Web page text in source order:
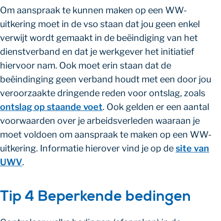
Om aanspraak te kunnen maken op een WW-
uitkering moet in de vso staan dat jou geen enkel
verwijt wordt gemaakt in de beëindiging van het
dienstverband en dat je werkgever het initiatief
hiervoor nam. Ook moet erin staan dat de
beëindinging geen verband houdt met een door jou
veroorzaakte dringende reden voor ontslag, zoals
ontslag op staande voet. Ook gelden er een aantal
voorwaarden over je arbeidsverleden waaraan je
moet voldoen om aanspraak te maken op een WW-
uitkering. Informatie hierover vind je op desite van
UWV.
Tip 4 Beperkende bedingen